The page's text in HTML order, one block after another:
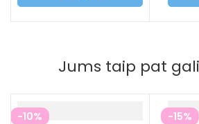
Jums taip pat
-10%
-15%